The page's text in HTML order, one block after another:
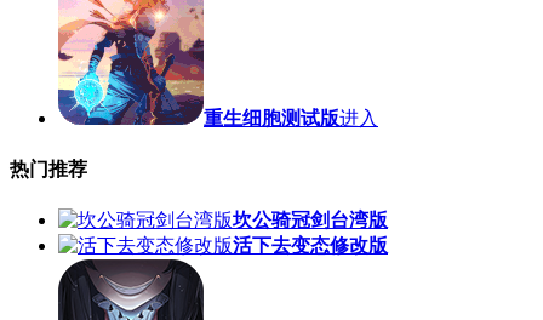
重生细胞测试版进入
热门推荐
坎公骑冠剑台湾版
活下去变态修改版